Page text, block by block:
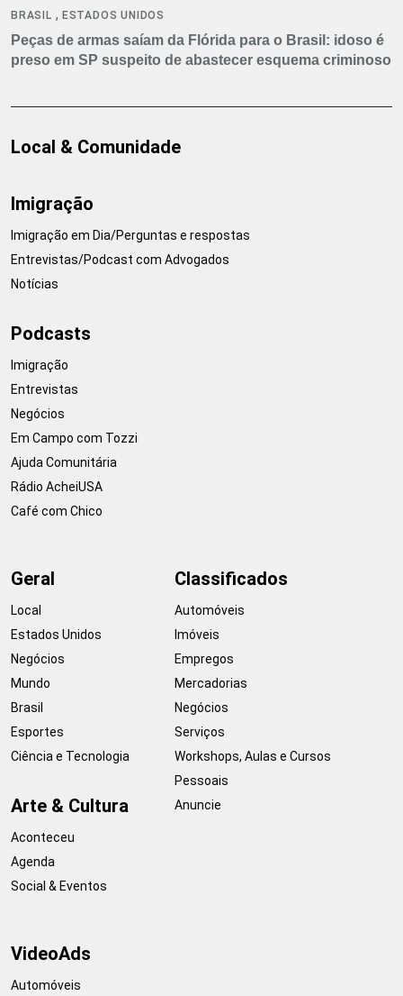
BRASIL , ESTADOS UNIDOS
Peças de armas saíam da Flórida para o Brasil: idoso é
preso em SP suspeito de abastecer esquema criminoso
Local & Comunidade
Imigração
Imigração em Dia/Perguntas e respostas
Entrevistas/Podcast com Advogados
Notícias
Podcasts
Imigração
Entrevistas
Negócios
Em Campo com Tozzi
Ajuda Comunitária
Rádio AcheiUSA
Café com Chico
Geral
Local
Estados Unidos
Negócios
Mundo
Brasil
Esportes
Ciência e Tecnologia
Arte & Cultura
Aconteceu
Agenda
Social & Eventos
Classificados
Automóveis
Imóveis
Empregos
Mercadorias
Negócios
Serviços
Workshops, Aulas e Cursos
Pessoais
Anuncie
VideoAds
Automóveis